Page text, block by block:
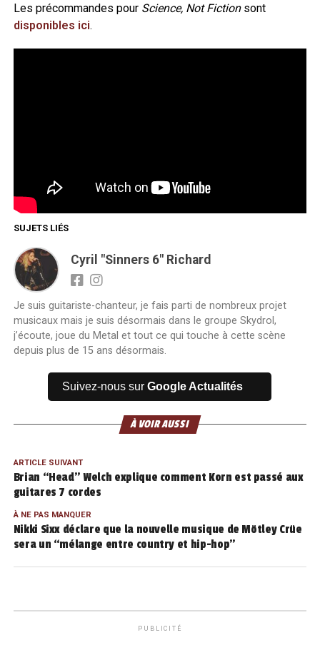
Les précommandes pour Science, Not Fictionsont
disponibles ici.
SUJETS LIÉS
Cyril "Sinners 6" Richard
Je suis guitariste-chanteur, je fais parti de nombreux projet
musicaux mais je suis désormais dans le groupe Skydrol,
j’écoute, joue du Metal et tout ce qui touche à cette scène
depuis plus de 15 ans désormais.
Suivez-nous surGoogle Actualités
À VOIR AUSSI
ARTICLE SUIVANT
Brian “Head” Welch explique comment Korn est passé aux
guitares 7 cordes
À NE PAS MANQUER
Nikki Sixx déclare que la nouvelle musique de Mötley Crüe
sera un “mélange entre country et hip-hop”
PUBLICITÉ